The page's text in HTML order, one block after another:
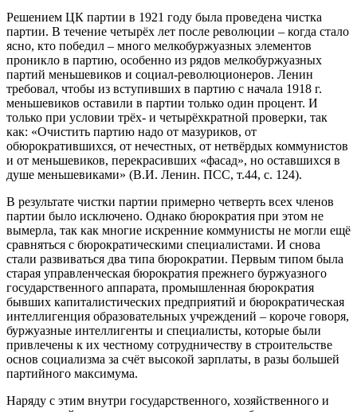
Решением ЦК партии в 1921 году была проведена чистка
партии. В течение четырёх лет после революции – когда стало
ясно, кто победил – много мелкобуржуазных элементов
проникло в партию, особенно из рядов мелкобуржуазных
партий меньшевиков и социал-революционеров. Ленин
требовал, чтобы из вступивших в партию с начала 1918 г.
меньшевиков оставили в партии только один процент. И
только при условии трёх- и четырёхкратной проверки, так
как: «Очистить партию надо от мазуриков, от
обюрократившихся, от нечестных, от нетвёрдых коммунистов
и от меньшевиков, перекрасивших «фасад», но оставшихся в
душе меньшевиками» (В.И. Ленин. ПСС, т.44, с. 124).
В результате чистки партии примерно четверть всех членов
партии было исключено. Однако бюрократия при этом не
вымерла, так как многие искренние коммунисты не могли ещё
сравняться с бюрократическими специалистами. И снова
стали развиваться два типа бюрократии. Первым типом была
старая управленческая бюрократия прежнего буржуазного
государственного аппарата, промышленная бюрократия
бывших капиталистических предприятий и бюрократическая
интеллигенция образовательных учреждений – короче говоря,
буржуазные интеллигенты и специалисты, которые были
привлечены к их честному сотрудничеству в строительстве
основ социализма за счёт высокой зарплаты, в разы большей
партийного максимума.
Наряду с этим внутри государственного, хозяйственного и